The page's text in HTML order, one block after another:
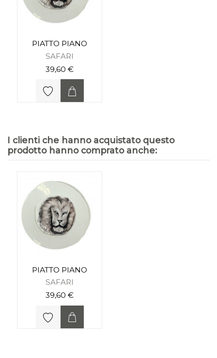
PIATTO PIANO
SAFARI
39,60 €
I clienti che hanno acquistato questo
prodotto hanno comprato anche:
PIATTO PIANO
SAFARI
39,60 €